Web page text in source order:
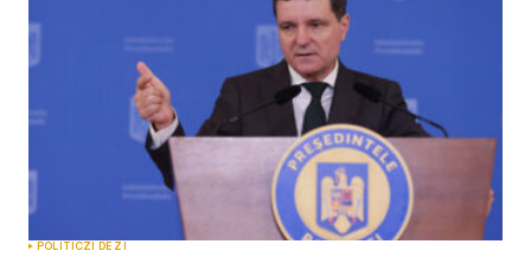
POLITICZI DE ZI